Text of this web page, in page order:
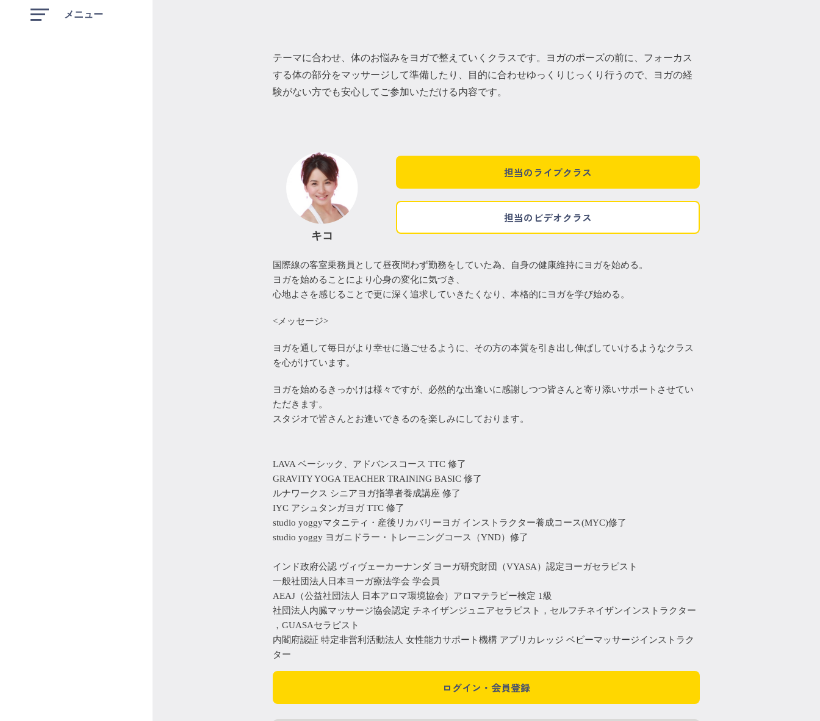
メニュー
テーマに合わせ、体のお悩みをヨガで整えていくクラスです。ヨガのポーズの前に、フォーカス
する体の部分をマッサージして準備したり、目的に合わせゆっくりじっくり行うので、ヨガの経
験がない方でも安心してご参加いただける内容です。
キコ
担当のライブクラス
担当のビデオクラス
国際線の客室乗務員として昼夜問わず勤務をしていた為、自身の健康維持にヨガを始める。
ヨガを始めることにより心身の変化に気づき、
心地よさを感じることで更に深く追求していきたくなり、本格的にヨガを学び始める。
<メッセージ>
ヨガを通して毎日がより幸せに過ごせるように、その方の本質を引き出し伸ばしていけるようなクラス
を心がけています。
ヨガを始めるきっかけは様々ですが、必然的な出逢いに感謝しつつ皆さんと寄り添いサポートさせてい
ただきます。
スタジオで皆さんとお逢いできるのを楽しみにしております。
LAVA ベーシック、アドバンスコース TTC 修了
GRAVITY YOGA TEACHER TRAINING BASIC 修了
ルナワークス シニアヨガ指導者養成講座 修了
IYC アシュタンガヨガ TTC 修了
studio yoggyマタニティ・産後リカバリーヨガ インストラクター養成コース(MYC)修了
studio yoggy ヨガニドラー・トレーニングコース（YND）修了
インド政府公認 ヴィヴェーカーナンダ ヨーガ研究財団（VYASA）認定ヨーガセラピスト
一般社団法人日本ヨーガ療法学会 学会員
AEAJ（公益社団法人 日本アロマ環境協会）アロマテラピー検定 1級
社団法人内臓マッサージ協会認定 チネイザンジュニアセラピスト，セルフチネイザンインストラクター
，GUASAセラピスト
内閣府認証 特定非営利活動法人 女性能力サポート機構 アプリカレッジ ベビーマッサージインストラク
ター
ログイン・会員登録